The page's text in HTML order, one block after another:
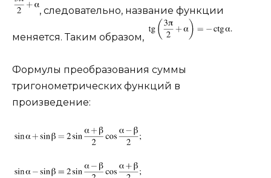
, следовательно, название функции
меняется. Таким образом,
Формулы преобразования суммы
тригонометрических функций в
произведение: